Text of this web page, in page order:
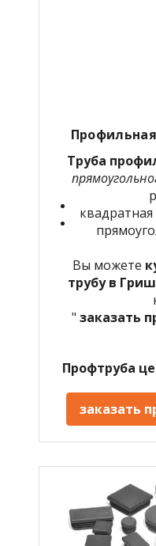
Труба
квадратная
Вы можете
трубу в
" заказать
Профтруба
заказать